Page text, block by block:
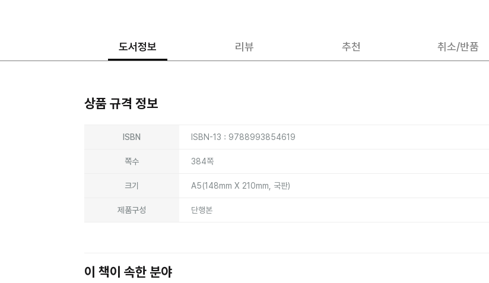
도서정보 리뷰 추천 취소/반품
상품 규격 정보
ISBN ISBN-13 : 9788993854619
쪽수 384쪽
크기 A5(148mm X 210mm, 국판)
제품구성 단행본
이 책이 속한 분야